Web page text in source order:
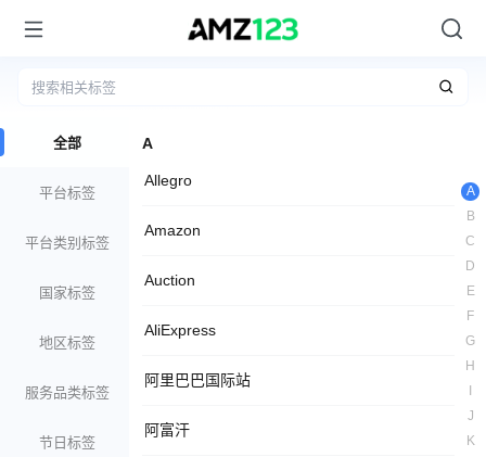
全部
平台标签
平台类别标签
国家标签
地区标签
服务品类标签
节日标签
A
Allegro
Amazon
Auction
AliExpress
阿里巴巴国际站
阿富汗
A
B
C
D
E
F
G
H
J
K